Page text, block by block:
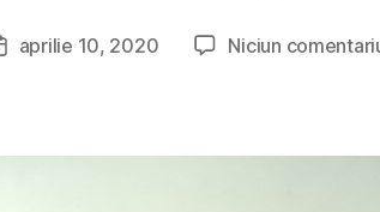
aprilie 10, 2020 Niciun